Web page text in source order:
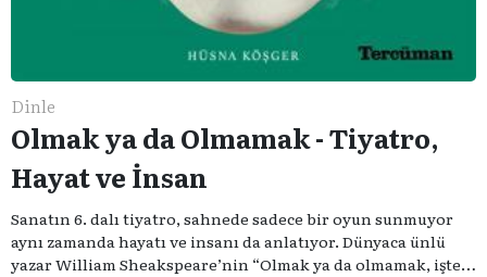
Dinle
Olmak ya da Olmamak - Tiyatro,
Hayat ve İnsan
Sanatın 6. dalı tiyatro, sahnede sadece bir oyun sunmuyor
aynı zamanda hayatı ve insanı da anlatıyor. Dünyaca ünlü
yazar William Sheakspeare’nin “Olmak ya da olmamak, işte